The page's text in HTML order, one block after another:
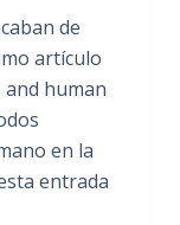
de
artículo
human
en la
entrada